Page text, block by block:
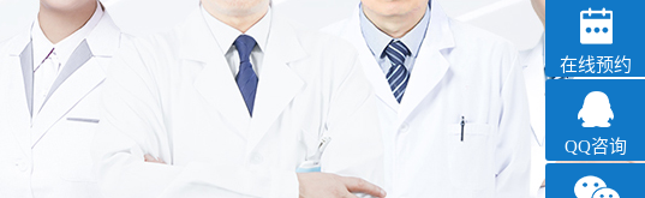
在线预约
QQ咨询